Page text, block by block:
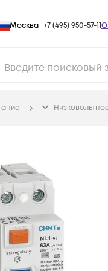
Москва +7 (495) 950-57-11